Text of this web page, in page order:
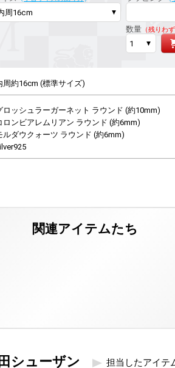
数量（残りわ
周約16cm (標準サイズ)
ロッシュラーガーネット ラウンド (約10mm)
ロンビアレムリアン ラウンド (約6mm)
ルダウクォーツ ラウンド (約6mm)
シューザン 担当したアイテ